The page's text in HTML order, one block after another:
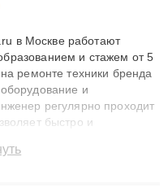
в Москве работают
и стажем от 5
ремонте техники бренда
и
регулярно проходит
быстро и
мастера решают